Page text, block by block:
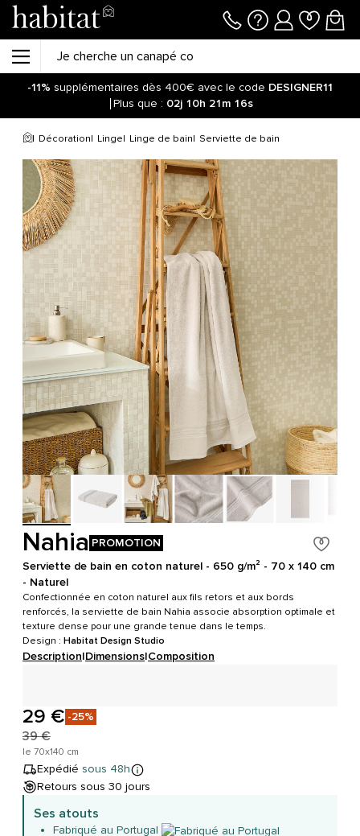
-11% supplémentaires dès 400€ avec le code DESIGNER11
Plus que : 02j 10h 21m 15s
Décoration Linge Linge de bain Serviette de bain
Nahia PROMOTION
Serviette de bain en coton naturel - 650 g/m² - 70 x 140 cm
- Naturel
Confectionnée en coton naturel aux fils retors et aux bords
renforcés, la serviette de bain Nahia associe absorption optimale et
texture dense pour une grande tenue dans le temps.
Design : Habitat Design Studio
Description|Dimensions|Composition
29 € -25%
39 €
le 70x140 cm
Expédié sous 48h
Retours sous 30 jours
Ses atouts
Fabriqué au Portugal